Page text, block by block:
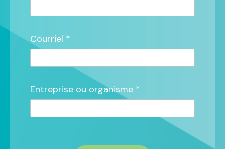
Courriel *
Entreprise ou organisme *